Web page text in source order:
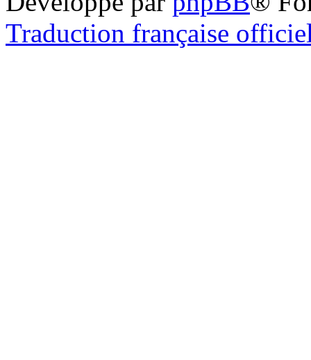
Traduction française